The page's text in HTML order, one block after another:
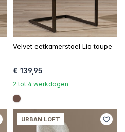
Velvet eetkamerstoel Lio taupe
€ 139,95
2 tot 4 werkdagen
#6e5148
URBAN LOFT